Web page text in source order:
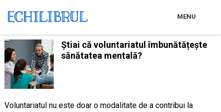
MENU
Știai că voluntariatul îmbunătățește
sănătatea mentală?
Voluntariatul nu este doar o modalitate de a contribui la